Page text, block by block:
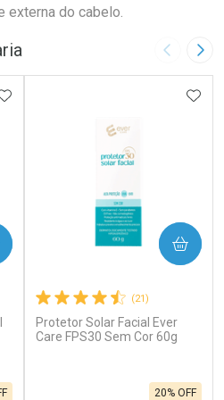
externa do cabelo.
Imagem
AOS FAVORITOS
(21)
Protetor Solar Facial Ever
Care FPS30 Sem Cor 60g
20% OFF
COMPRAR